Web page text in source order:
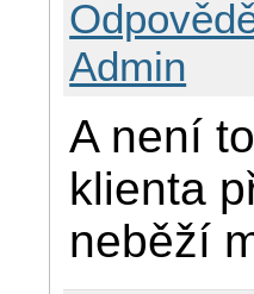
Admin
A není
klienta
neběží